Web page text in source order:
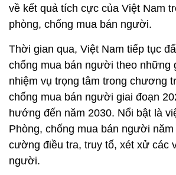
về kết quả tích cực của Việt Nam
phòng, chống mua bán người.
Thời gian qua, Việt Nam tiếp tục
chống mua bán người theo những
nhiệm vụ trọng tâm trong chương
chống mua bán người giai đoạn
hướng đến năm 2030. Nổi bật là
Phòng, chống mua bán người năm
cường điều tra, truy tố, xét xử các
người.